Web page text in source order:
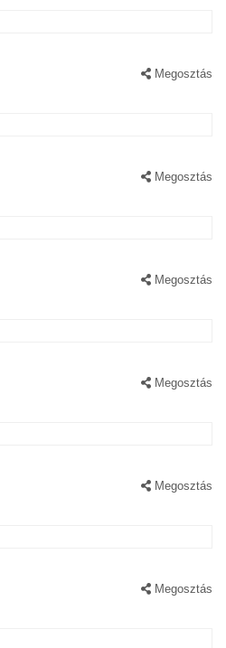
Megosztás
Megosztás
Megosztás
Megosztás
Megosztás
Megosztás